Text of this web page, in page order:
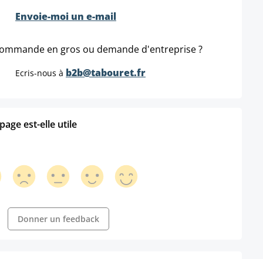
Envoie-moi un e-mail
en gros ou demande d'entreprise ?
Ecris-nous à b2b@tabouret.fr
est-elle utile
Donner un feedback